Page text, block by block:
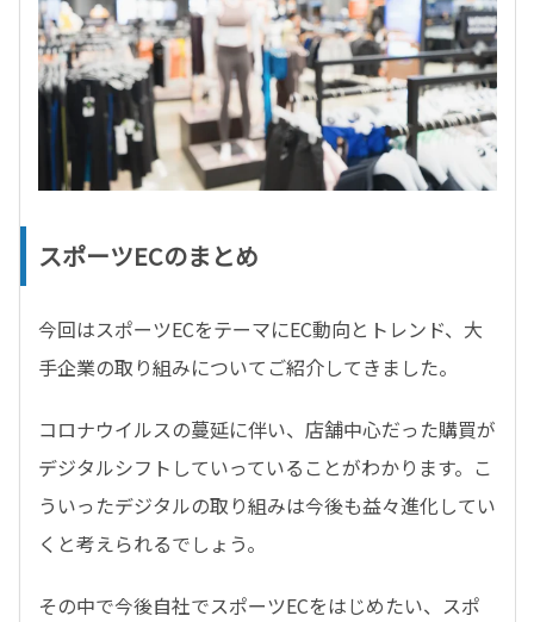
スポーツECのまとめ
今回はスポーツECをテーマにEC動向とトレンド、大
手企業の取り組みについてご紹介してきました。
コロナウイルスの蔓延に伴い、店舗中心だった購買が
デジタルシフトしていっていることがわかります。こ
ういったデジタルの取り組みは今後も益々進化してい
くと考えられるでしょう。
その中で今後自社でスポーツECをはじめたい、スポ